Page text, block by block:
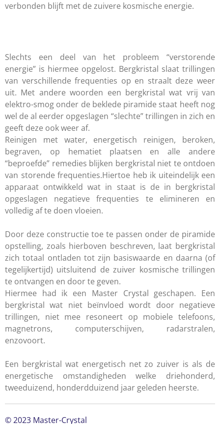
verbonden blijft met de zuivere kosmische energie.
Slechts een deel van het probleem “verstorende
energie” is hiermee opgelost. Bergkristal slaat trillingen
van verschillende frequenties op en straalt deze weer
uit. Met andere woorden een bergkristal wat vrij van
elektro-smog onder de beklede piramide staat heeft nog
wel de al eerder opgeslagen “slechte” trillingen in zich en
geeft deze ook weer af.
Reinigen met water, energetisch reinigen, beroken,
begraven, op hematiet plaatsen en alle andere
“beproefde” remedies blijken bergkristal niet te ontdoen
van storende frequenties.Hiertoe heb ik uiteindelijk een
apparaat ontwikkeld wat in staat is de in bergkristal
opgeslagen negatieve frequenties te elimineren en
volledig af te doen vloeien.
Door deze constructie toe te passen onder de piramide
opstelling, zoals hierboven beschreven, laat bergkristal
zich totaal ontladen tot zijn basiswaarde en daarna (of
tegelijkertijd) uitsluitend de zuiver kosmische trillingen
te ontvangen en door te geven.
Hiermee had ik een Master Crystal geschapen. Een
bergkristal wat niet beïnvloed wordt door negatieve
trillingen, niet mee resoneert op mobiele telefoons,
magnetrons, computerschijven, radarstralen,
enzovoort.
Een bergkristal wat energetisch net zo zuiver is als de
energetische omstandigheden welke driehonderd,
tweeduizend, honderdduizend jaar geleden heerste.
© 2023 Master-Crystal